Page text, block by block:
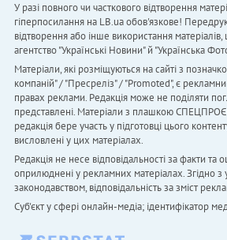
У разі повного чи часткового відтворення
гіперпосилання на LB.ua обов'язкове!
відтворення або інше використання
агентство "Українськi Новини" й "Українська
Матеріали, які розміщуються на сайті з
компаній" / "Пресреліз" / "Promoted", є
правах реклами. Редакція може не поділяти
представлені. Матеріали з плашкою
редакція бере участь у підготовці цього
висловлені у цих матеріалах.
Редакція не несе відповідальності за факти та
оприлюднені у рекламних матеріалах. Згідно з
законодавством, відповідальність за зміст
Cуб'єкт у сфері онлайн-медіа; ідентифікатор